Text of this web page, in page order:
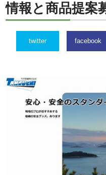
情報と商品提案
twitter facebook